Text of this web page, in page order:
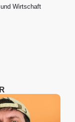
Wirtschaft